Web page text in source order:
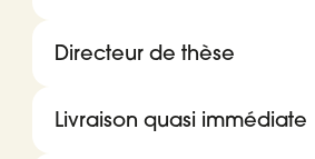
Directeur de thèse
Livraison quasi immédiate